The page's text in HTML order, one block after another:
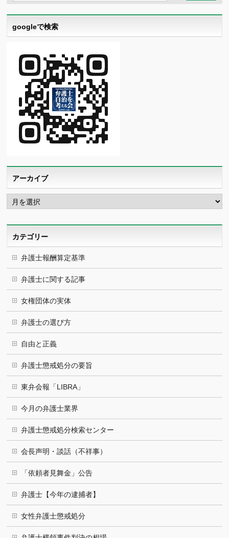
googleで検索
アーカイブ
ア
ー
カ
カテゴリー
弁護士報酬算定基準
弁護士に関する記事
女権団体の実体
弁護士の選び方
自由と正義
弁護士懲戒処分の要旨
東弁会報「LIBRA」
今月の弁護士業界
弁護士懲戒処分検索センター
会長声明・談話（不祥事）
「依頼者見舞金」公告
弁護士【今年の逮捕者】
女性弁護士懲戒処分